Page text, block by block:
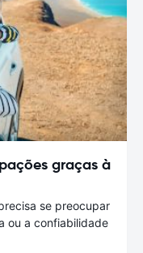
graças à
se preocupar
ou a confiabilidade